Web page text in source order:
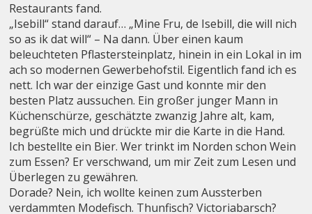
Restaurants fand.
„Isebill“ stand darauf… „Mine Fru, de Isebill, die will nich
so as ik dat will“ – Na dann. Über einen kaum
beleuchteten Pflastersteinplatz, hinein in ein Lokal in im
ach so modernen Gewerbehofstil. Eigentlich fand ich es
nett. Ich war der einzige Gast und konnte mir den
besten Platz aussuchen. Ein großer junger Mann in
Küchenschürze, geschätzte zwanzig Jahre alt, kam,
begrüßte mich und drückte mir die Karte in die Hand.
Ich bestellte ein Bier. Wer trinkt im Norden schon Wein
zum Essen? Er verschwand, um mir Zeit zum Lesen und
Überlegen zu gewähren.
Dorade? Nein, ich wollte keinen zum Aussterben
verdammten Modefisch. Thunfisch? Victoriabarsch?